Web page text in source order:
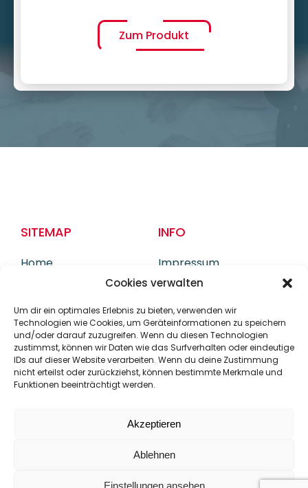
Cookies verwalten
Um dir ein optimales Erlebnis zu bieten, verwenden wir
Technologien wie Cookies, um Geräteinformationen zu speichern
und/oder darauf zuzugreifen. Wenn du diesen Technologien
zustimmst, können wir Daten wie das Surfverhalten oder eindeutige
IDs auf dieser Website verarbeiten. Wenn du deine Zustimmung
nicht erteilst oder zurückziehst, können bestimmte Merkmale und
Funktionen beeinträchtigt werden.
Akzeptieren
Ablehnen
Einstellungen ansehen
Zum Produkt
SITEMAP
Home
Karriere
Kontakt & Anfahrt
INFO
Impressum
DSGVO
KONTAKT
E-Mail office@kml-technology.com